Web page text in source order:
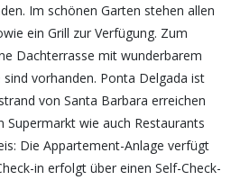
Im schönen Garten stehen allen
ein Grill zur Verfügung. Zum
Dachterrasse mit wunderbarem
vorhanden. Ponta Delgada ist
von Santa Barbara erreichen
Supermarkt wie auch Restaurants
Die Appartement-Anlage verfügt
in erfolgt über einen Self-Check-